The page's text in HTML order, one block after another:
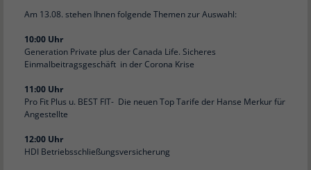
Am 13.08. stehen Ihnen folgende Themen zur Auswahl:
10:00 Uhr
Generation Private plus der Canada Life. Sicheres
Einmalbeitragsgeschäft in der Corona Krise
11:00 Uhr
Pro Fit Plus u. BEST FIT- Die neuen Top Tarife der Hanse Merkur für
Angestellte
12:00 Uhr
HDI Betriebsschließungsversicherung